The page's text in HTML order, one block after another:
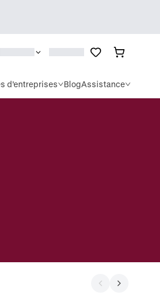
d'entreprises BlogAssistance